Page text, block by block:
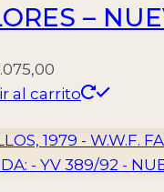
–
al carrito